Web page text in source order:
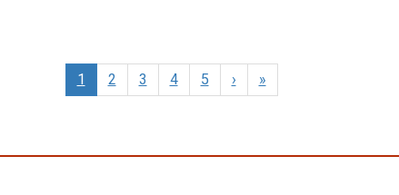
1 2 3 4 5 › »